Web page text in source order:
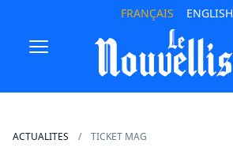
FRANÇAIS ENGLISH
ACTUALITES TICKET MAG